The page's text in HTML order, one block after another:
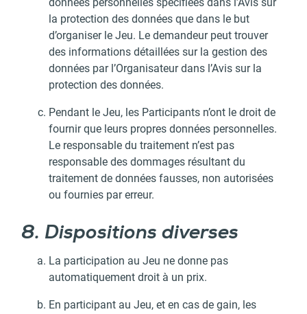
la protection des données que dans le but
d’organiser le Jeu. Le demandeur peut trouver
des informations détaillées sur la gestion des
données par l’Organisateur dans l’Avis sur la
protection des données.
Pendant le Jeu, les Participants n’ont le droit de
fournir que leurs propres données personnelles.
Le responsable du traitement n’est pas
responsable des dommages résultant du
traitement de données fausses, non autorisées
ou fournies par erreur.
8. Dispositions diverses
La participation au Jeu ne donne pas
automatiquement droit à un prix.
En participant au Jeu, et en cas de gain, les